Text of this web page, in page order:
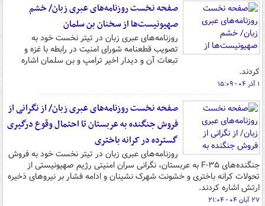
صفحه نخست روزنامه‌های عبری زبان/ خشم
صهیونیست‌ها از سخنان بن سلمان
روزنامه‌های عبری زبان در تیتر نخست خود به
تصویب قطعنامه شورای امنیت در رابطه با غزه و
تبعات آن و دیدار اخیر ترامپ و بن سلمان اشاره
کردند.
۱ آذر ۰۴ - ۱۵:۰۹
صفحه نخست روزنامه‌های عبری زبان/ از نگرانی از
فروش جنگنده به عربستان تا احتمال وقوع درگیری
گسترده در کرانه باختری
روزنامه‌های عبری زبان در تیتر نخست خود به فروش
جنگنده‌های F-۳۵ به عربستان، نگرانی سران امنیتی رژیم صهیونیستی از
تحولات کرانه باختری و خشونت شهرک نشینان و ادامه فشار بر نیروهای ذخیره
ارتش اشاره کردند.
۲۷ آبان ۰۴ - ۲۱:۰۴